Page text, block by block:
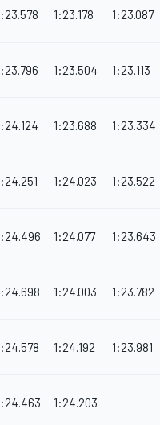
1:23.178 1:23.087
1:23.504 1:23.113
1:23.688 1:23.334
1:24.023 1:23.522
1:24.077 1:23.643
1:24.003 1:23.782
1:24.192 1:23.981
1:24.203